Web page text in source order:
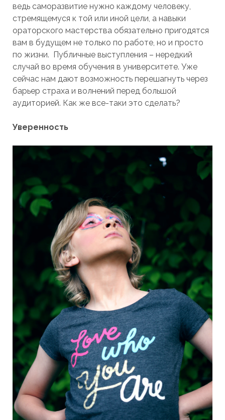
ведь саморазвитие нужно каждому человеку,
стремящемуся к той или иной цели, а навыки
ораторского мастерства обязательно пригодятся
вам в будущем не только по работе, но и просто
по жизни. Публичные выступления – нередкий
случай во время обучения в университете. Уже
сейчас нам дают возможность перешагнуть через
барьер страха и волнений перед большой
аудиторией. Как же все-таки это сделать?
Уверенность